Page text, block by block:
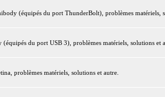
(équipés du port ThunderBolt), problèmes matériels,
du port USB 3), problèmes matériels, solutions et
problèmes matériels, solutions et autre.